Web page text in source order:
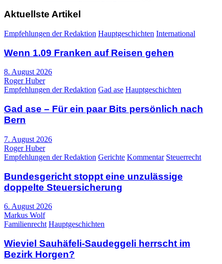
Aktuellste Artikel
Empfehlungen der Redaktion Hauptgeschichten International
Wenn 1.09 Franken auf Reisen gehen
8. August 2026
Roger Huber
Empfehlungen der Redaktion Gad ase Hauptgeschichten
Gad ase – Für ein paar Bits persönlich nach
Bern
7. August 2026
Roger Huber
Empfehlungen der Redaktion Gerichte Kommentar Steuerrecht
Bundesgericht stoppt eine unzulässige
doppelte Steuersicherung
6. August 2026
Markus Wolf
Familienrecht Hauptgeschichten
Wieviel Sauhäfeli-Saudeggeli herrscht im
Bezirk Horgen?